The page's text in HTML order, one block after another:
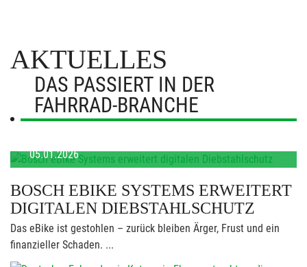
AKTUELLES
DAS PASSIERT IN DER
FAHRRAD-BRANCHE
05.01.2026
BOSCH EBIKE SYSTEMS ERWEITERT
DIGITALEN DIEBSTAHLSCHUTZ
Das eBike ist gestohlen – zurück bleiben Ärger, Frust und ein
finanzieller Schaden. ...